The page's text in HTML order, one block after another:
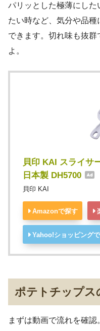
パリッとした極薄にした
たい時など、気分や品
できます。切れ味も抜
よ。
貝印 KAI スライサ
日本製 DH5700
貝印 KAI
Amazonで探す
Yahoo!ショッピング
ポテトチップス
まずは動画で流れを確認